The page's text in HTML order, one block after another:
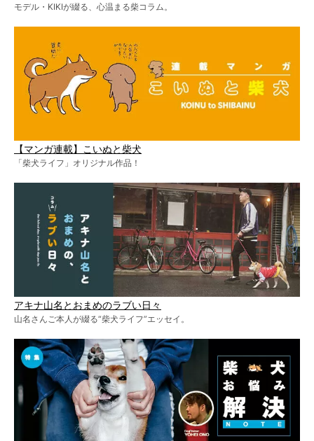
モデル・KIKIが綴る、心温まる柴コラム。
【マンガ連載】こいぬと柴犬
「柴犬ライフ」オリジナル作品！
アキナ山名とおまめのラブい日々
山名さんご本人が綴る“柴犬ライフ”エッセイ。